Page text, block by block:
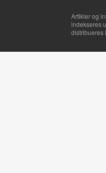
Artikler og
indekseres
distribueres